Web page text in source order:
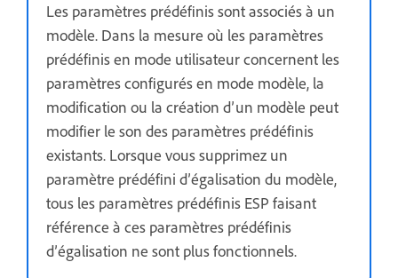
Les paramètres prédéfinis sont associés à un
modèle. Dans la mesure où les paramètres
prédéfinis en mode utilisateur concernent les
paramètres configurés en mode modèle, la
modification ou la création d’un modèle peut
modifier le son des paramètres prédéfinis
existants. Lorsque vous supprimez un
paramètre prédéfini d’égalisation du modèle,
tous les paramètres prédéfinis ESP faisant
référence à ces paramètres prédéfinis
d’égalisation ne sont plus fonctionnels.